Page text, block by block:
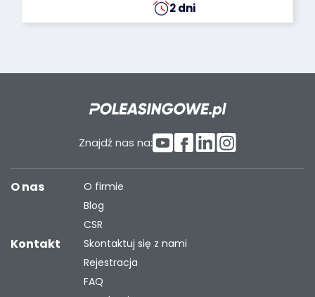
2 dni
Znajdź nas na:
O nas
O firmie
Blog
CSR
Kontakt
Skontaktuj się z nami
Rejestracja
FAQ